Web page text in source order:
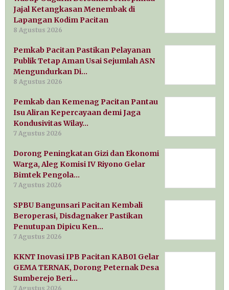
Jajal Ketangkasan Menembak di
Lapangan Kodim Pacitan
8 Agustus 2026
Pemkab Pacitan Pastikan Pelayanan
Publik Tetap Aman Usai Sejumlah ASN
Mengundurkan Di…
8 Agustus 2026
Pemkab dan Kemenag Pacitan Pantau
Isu Aliran Kepercayaan demi Jaga
Kondusivitas Wilay…
7 Agustus 2026
Dorong Peningkatan Gizi dan Ekonomi
Warga, Aleg Komisi IV Riyono Gelar
Bimtek Pengola…
7 Agustus 2026
SPBU Bangunsari Pacitan Kembali
Beroperasi, Disdagnaker Pastikan
Penutupan Dipicu Ken…
7 Agustus 2026
KKNT Inovasi IPB Pacitan KAB01 Gelar
GEMA TERNAK, Dorong Peternak Desa
Sumberejo Beri…
7 Agustus 2026